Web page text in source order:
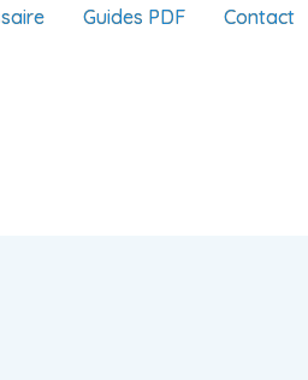
Guides PDF Contact